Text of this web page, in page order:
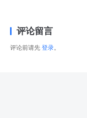
评论留言
评论前请先 登录。